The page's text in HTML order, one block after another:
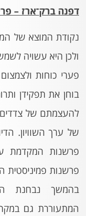
דפנה ברק־ארז –
נקודת המוצא של
ולכן היא עשויה
פערי כוחות
בוחן את תפקידן
להעצמתם של צדדים
של ערך השוויון.
פרשנות המקדמת
פרשנות פמיניסטית
בהמשך נבחנת
המתעוררת גם